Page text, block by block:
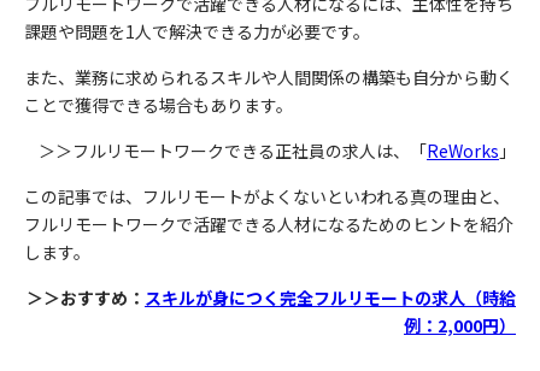
課題や問題を1人で解決できる力が必要です。
また、業務に求められるスキルや人間関係の構築も自分から動く
ことで獲得できる場合もあります。
＞＞フルリモートワークできる正社員の求人は、「ReWorks 」
この記事では、フルリモートがよくないといわれる真の理由と、
フルリモートワークで活躍できる人材になるためのヒントを紹介
します。
＞＞おすすめ： スキルが身につく完全フルリモートの求人（時給
例：2,000円）